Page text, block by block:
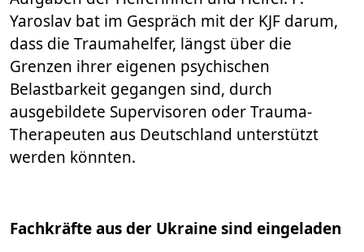
Yaroslav bat im Gespräch mit der KJF darum,
dass die Traumahelfer, längst über die
Grenzen ihrer eigenen psychischen
Belastbarkeit gegangen sind, durch
ausgebildete Supervisoren oder Trauma-
Therapeuten aus Deutschland unterstützt
werden könnten.
Fachkräfte aus der Ukraine sind eingeladen